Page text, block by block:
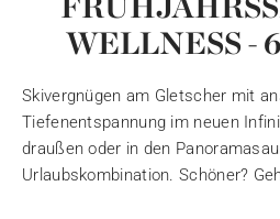
WELLNESS -
Skivergnügen am Gletscher mit
Tiefenentspannung im neuen
draußen oder in den
Urlaubskombination. Schöner?